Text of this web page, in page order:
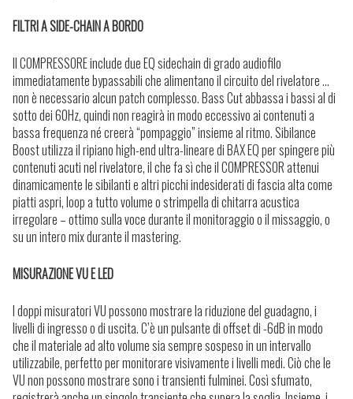
FILTRI A SIDE-CHAIN A BORDO
Il COMPRESSORE include due EQ sidechain di grado audiofilo
immediatamente bypassabili che alimentano il circuito del rivelatore …
non è necessario alcun patch complesso. Bass Cut abbassa i bassi al di
sotto dei 60Hz, quindi non reagirà in modo eccessivo ai contenuti a
bassa frequenza né creerà “pompaggio” insieme al ritmo. Sibilance
Boost utilizza il ripiano high-end ultra-lineare di BAX EQ per spingere più
contenuti acuti nel rivelatore, il che fa sì che il COMPRESSOR attenui
dinamicamente le sibilanti e altri picchi indesiderati di fascia alta come
piatti aspri, loop a tutto volume o strimpella di chitarra acustica
irregolare – ottimo sulla voce durante il monitoraggio o il missaggio, o
su un intero mix durante il mastering.
MISURAZIONE VU E LED
I doppi misuratori VU possono mostrare la riduzione del guadagno, i
livelli di ingresso o di uscita. C’è un pulsante di offset di -6dB in modo
che il materiale ad alto volume sia sempre sospeso in un intervallo
utilizzabile, perfetto per monitorare visivamente i livelli medi. Ciò che le
VU non possono mostrare sono i transienti fulminei. Così sfumato,